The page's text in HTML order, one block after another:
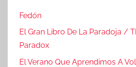
Fedón
El Gran Libro De La Paradoja /
Paradox
El Verano Que Aprendimos A